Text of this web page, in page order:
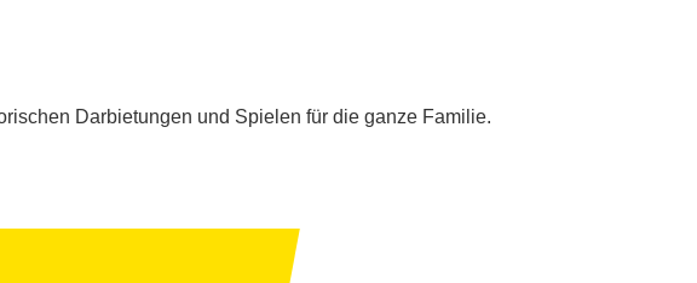
Darbietungen und Spielen für die ganze Familie.